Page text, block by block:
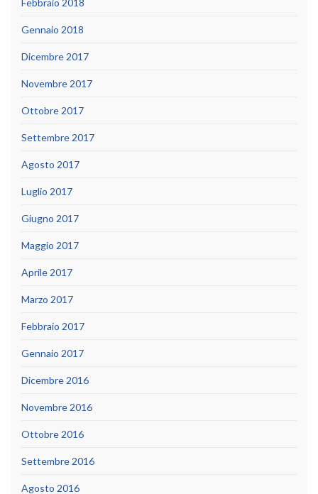
Gennaio 2018
Dicembre 2017
Novembre 2017
Ottobre 2017
Settembre 2017
Agosto 2017
Luglio 2017
Giugno 2017
Maggio 2017
Aprile 2017
Marzo 2017
Febbraio 2017
Gennaio 2017
Dicembre 2016
Novembre 2016
Ottobre 2016
Settembre 2016
Agosto 2016